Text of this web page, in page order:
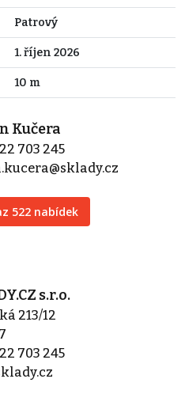
Patrový
1. říjen 2026
10 m
Kučera
703 245
522 nabídek
s.r.o.
213/12
703 245